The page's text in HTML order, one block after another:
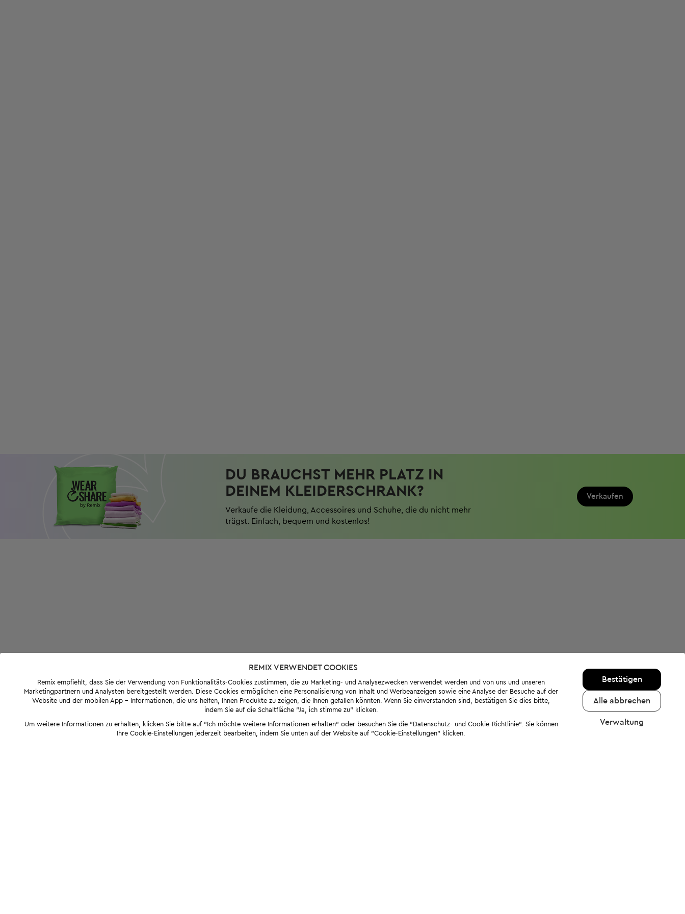
DU BRAUCHST MEHR PLATZ IN
DEINEM KLEIDERSCHRANK?
Verkaufe die Kleidung, Accessoires und Schuhe, die du nicht mehr
trägst. Einfach, bequem und kostenlos!
Verkaufen
REMIX VERWENDET COOKIES
Remix empfiehlt, dass Sie der Verwendung von Funktionalitäts-Cookies zustimmen, die zu Marketing- und Analysezwecken verwendet werden und von uns und unseren
Marketingpartnern und Analysten bereitgestellt werden. Diese Cookies ermöglichen eine Personalisierung von Inhalt und Werbeanzeigen sowie eine Analyse der Besuche auf der
Website und der mobilen App - Informationen, die uns helfen, Ihnen Produkte zu zeigen, die Ihnen gefallen könnten. Wenn Sie einverstanden sind, bestätigen Sie dies bitte,
indem Sie auf die Schaltfläche "Ja, ich stimme zu" klicken.
Um weitere Informationen zu erhalten, klicken Sie bitte auf "Ich möchte weitere Informationen erhalten" oder besuchen Sie die "Datenschutz- und Cookie-Richtlinie". Sie können
Ihre Cookie-Einstellungen jederzeit bearbeiten, indem Sie unten auf der Website auf "Cookie-Einstellungen" klicken.
Bestätigen
Alle abbrechen
Verwaltung